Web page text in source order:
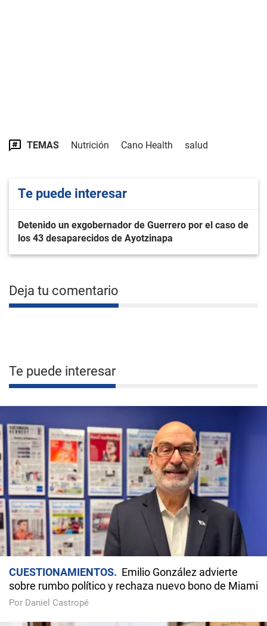
TEMAS Nutrición Cano Health salud
Te puede interesar
Detenido un exgobernador de Guerrero por el caso de
los 43 desaparecidos de Ayotzinapa
Deja tu comentario
Te puede interesar
CUESTIONAMIENTOS
Emilio González advierte
sobre rumbo político y rechaza nuevo bono de Miami
Por Daniel Castropé